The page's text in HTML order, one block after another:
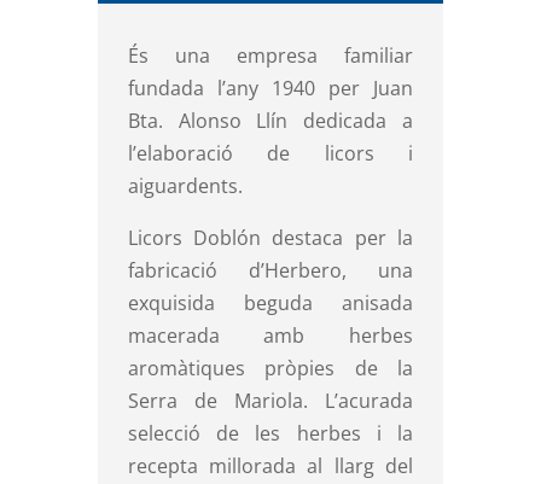
És una empresa familiar
fundada l’any 1940 per Juan
Bta. Alonso Llín dedicada a
l’elaboració de licors i
aiguardents.
Licors Doblón destaca per la
fabricació d’Herbero, una
exquisida beguda anisada
macerada amb herbes
aromàtiques pròpies de la
Serra de Mariola. L’acurada
selecció de les herbes i la
recepta millorada al llarg del